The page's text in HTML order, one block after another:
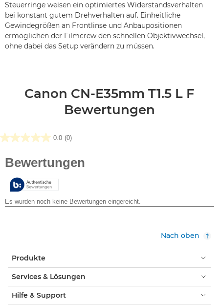
Steuerringe weisen ein optimiertes Widerstandsverhalten
bei konstant gutem Drehverhalten auf. Einheitliche
Gewindegrößen an Frontlinse und Anbaupositionen
ermöglichen der Filmcrew den schnellen Objektivwechsel,
ohne dabei das Setup verändern zu müssen.
Canon CN-E35mm T1.5 L F
Bewertungen
0.0 (0)
0.0
Nach oben
Produkte
Services & Lösungen
Hilfe & Support